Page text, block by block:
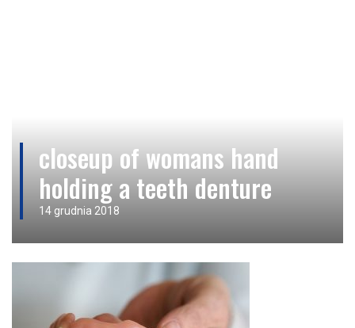
closeup of womans hand
holding a teeth denture
14 grudnia 2018